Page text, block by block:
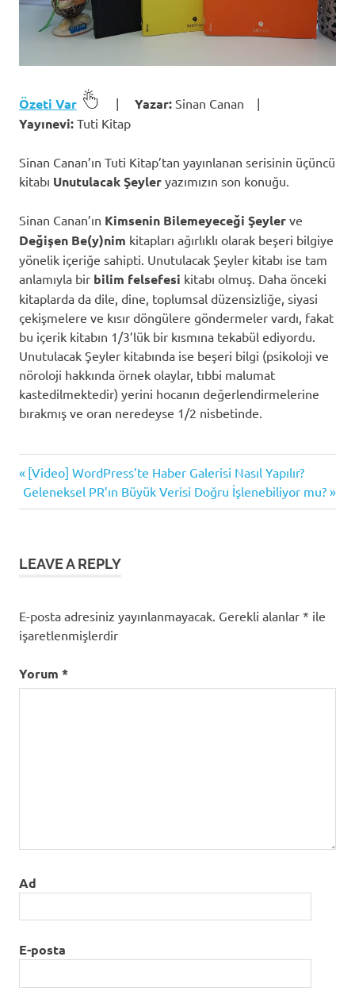
Özeti Var | Yazar: Sinan Canan |
Yayınevi: Tuti Kitap
Sinan Canan’ın Tuti Kitap’tan yayınlanan serisinin üçüncü
kitabı Unutulacak Şeyler yazımızın son konuğu.
Sinan Canan’ın Kimsenin Bilemeyeceği Şeyler ve
Değişen Be(y)nim kitapları ağırlıklı olarak beşeri bilgiye
yönelik içeriğe sahipti. Unutulacak Şeyler kitabı ise tam
anlamıyla bir bilim felsefesi kitabı olmuş. Daha önceki
kitaplarda da dile, dine, toplumsal düzensizliğe, siyasi
çekişmelere ve kısır döngülere göndermeler vardı, fakat
bu içerik kitabın 1/3’lük bir kısmına tekabül ediyordu.
Unutulacak Şeyler kitabında ise beşeri bilgi (psikoloji ve
nöroloji hakkında örnek olaylar, tıbbi malumat
kastedilmektedir) yerini hocanın değerlendirmelerine
bırakmış ve oran neredeyse 1/2 nisbetinde.
beyin
kitap
Yazı
gezinmesi
Previous
Post:
[Video] WordPress’te Haber Galerisi Nasıl Yapılır?
Next
Post:
Geleneksel PR’ın Büyük Verisi Doğru İşlenebiliyor mu?
LEAVE A REPLY
E-posta adresiniz yayınlanmayacak. Gerekli alanlar * ile
işaretlenmişlerdir
Yorum *
Ad
E-posta